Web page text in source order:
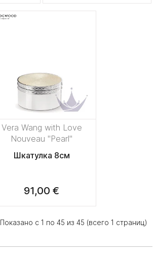
Vera Wang with Love
Nouveau "Pearl"
Шкатулка 8см
91,00 €
Показано с 1 по 45 из 45 (всего 1 страниц)